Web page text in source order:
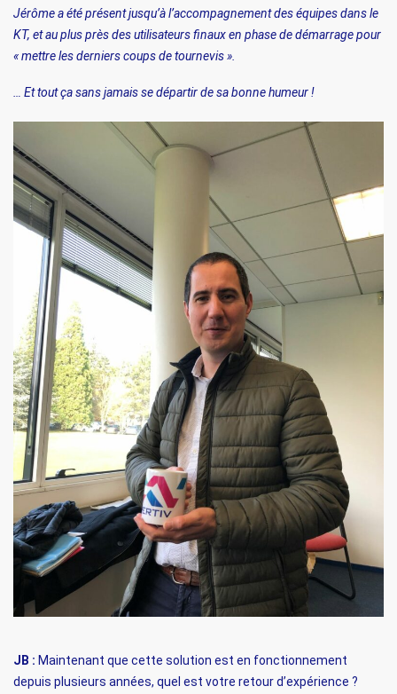
Jérôme a été présent jusqu’à l’accompagnement des équipes dans le
KT, et au plus près des utilisateurs finaux en phase de démarrage pour
« mettre les derniers coups de tournevis ».
… Et tout ça sans jamais se départir de sa bonne humeur !
JB : Maintenant que cette solution est en fonctionnement
depuis plusieurs années, quel est votre retour d’expérience ?